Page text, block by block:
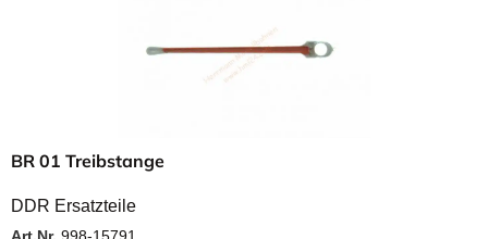
BR 01 Treibstange
DDR Ersatzteile